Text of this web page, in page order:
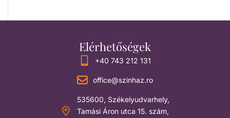
Elérhetőségek
+40 743 212 131
office@szinhaz.ro
535600, Székelyudvarhely,
Tamási Áron utca 15. szám,